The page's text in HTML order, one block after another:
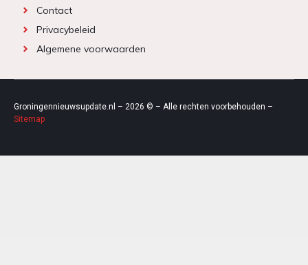
Contact
Privacybeleid
Algemene voorwaarden
Groningennieuwsupdate.nl – 2026 © – Alle rechten voorbehouden –
Sitemap